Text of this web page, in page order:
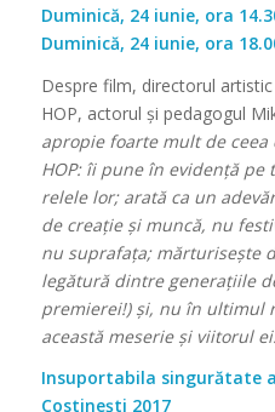
Duminică, 24 iunie, ora
Duminică, 24 iunie, ora
Despre film, directorul
HOP, actorul și pedagogul
apropie foarte mult de ceea
HOP: îi pune în evidență
relele lor; arată ca un
de creație și muncă, nu
nu suprafața; mărturisește
legătură dintre generațiile
premierei!) și, nu în ultimul
această meserie și viitorul
Insuportabila singurătate
Costinești 2017